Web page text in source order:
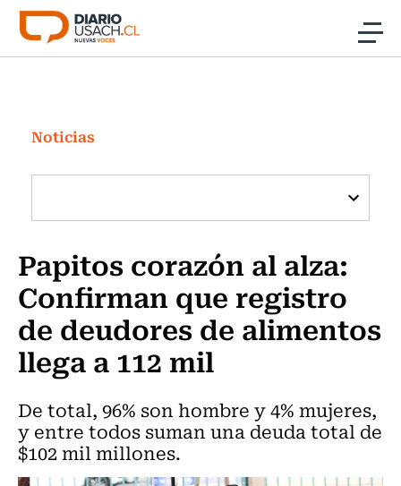
Click acá para ir directamente al contenido
Investigación
Cultura
Programas Radio y TV Usach
Noticias
Papitos corazón al alza:
Confirman que registro
de deudores de alimentos
llega a 112 mil
De total, 96% son hombre y 4% mujeres,
y entre todos suman una deuda total de
$102 mil millones.